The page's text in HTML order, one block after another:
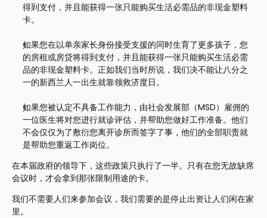
得到支付，并且能获得一张只能购买生活必需品的非现金塑料
卡。
如果您在以单亲家长身份接受支援的同时生育了更多孩子，您
的房租或房贷将得到支付，并且能获得一张只能购买生活必需
品的非现金塑料卡。正如我们当时所说，我们决不能让八分之
一的新西兰人一出生就靠领救济度日。
如果您被认定不具备工作能力，由社会发展部（MSD）雇佣的
一位医生将对您进行就诊评估，并帮助您做好工作准备。他们
不会仅仅为了敷衍您离开诊所而签字了事，他们的全部职责就
是帮助您重返工作岗位。
在本届政府的领导下，这些政策只执行了一半。只有在您无故缺席
会议时，才会拿到那张限制用途的卡。
我们不需要人们来参加会议，我们需要的是停止出资让人们闲在家
里。